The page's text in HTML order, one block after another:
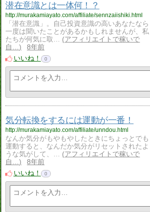
潜在意識とは一体何！？
http://murakamiayato.com/affiliate/sennzaiishiki.html
「潜在意識」。自己投資意識の高いあなたなら
一度は聞いたことがあるかもしれませんが、私
たちが何気に取…
アフィリエイトで稼いで
自…
8年前
いいね！
0
気分転換をするには運動が一番！
http://murakamiayato.com/affiliate/unndou.html
なんか気分がもやもやしたときにちょっとでも
運動すると、なんだか気分がリセットされたよ
うな気がして、…
アフィリエイトで稼いで
自…
8年前
いいね！
0